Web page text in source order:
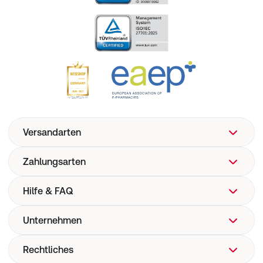
Versandarten
Zahlungsarten
Hilfe & FAQ
FAQ
Versand
Unternehmen
Über uns
Rechtliches